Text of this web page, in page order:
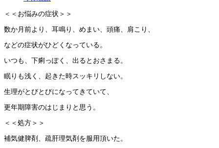
＜＜お悩みの症状＞＞
数か月前より、耳鳴り、めまい、頭痛、肩こり、
などの症状がひどくなっている。
いつも、下痢っぽく、出るとおさまる。
眠りも浅く、起きた時スッキリしない。
生理がとびとびになってきていて、
更年期障害のはじまりと思う。
＜＜処方＞＞
補気健脾剤、疏肝理気剤を服用頂いた。